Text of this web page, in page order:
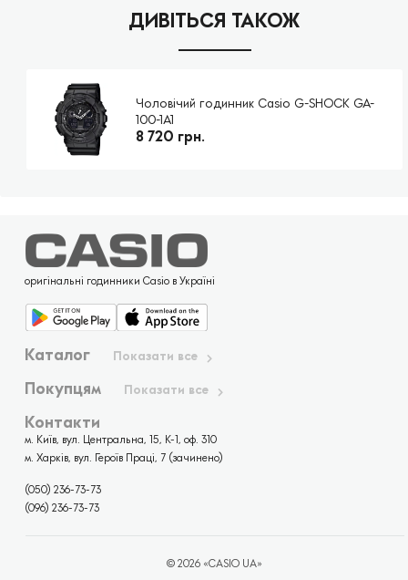
ДИВІТЬСЯ ТАКОЖ
Чоловічий годинник Casio G-SHOCK GA-
100-1A1
8 720 грн.
оригінальні годинники Casio в Україні
Каталог Показати все
Покупцям Показати все
Контакти
м. Київ, вул. Центральна, 15, К-1, оф. 310
м. Харків, вул. Героїв Праці, 7 (зачинено)
(050) 236-73-73
(096) 236-73-73
© 2026 «CASIO UA»